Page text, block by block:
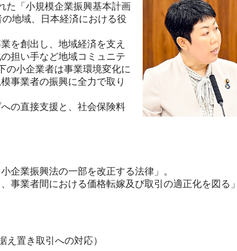
た「小規模企業振興基本計画
地域、日本経済における役
を創出し、地域経済を支え
担い手など地域コミュニテ
の小企業者は事業環境変化に
事業者の振興に全力で取り
の直接支援と、社会保険料
企業振興法の一部を改正する法律」。
業者間における価格転嫁及び取引の適正化を図る」
置き取引への対応）